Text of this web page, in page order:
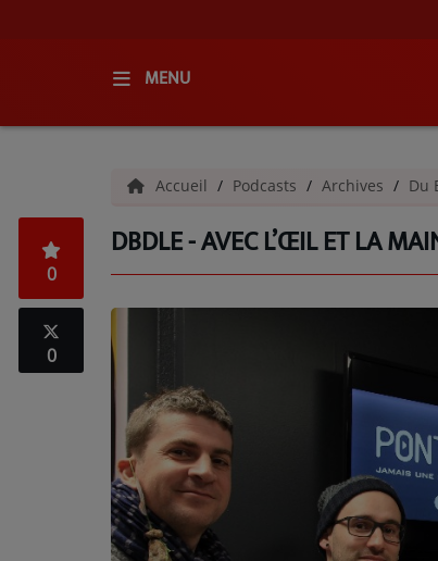
MENU
QUI SOMMES-NOUS ?
GRILLE DES PROGRAMMES
C'ÉTAIT QUOI CE TITRE ?
PODCASTS - SAISON 2026/2027
NOS PROGRAMMES COURTS
Accueil Podcasts Archives Du
DBDLE - AVEC L’ŒIL ET LA
0
0